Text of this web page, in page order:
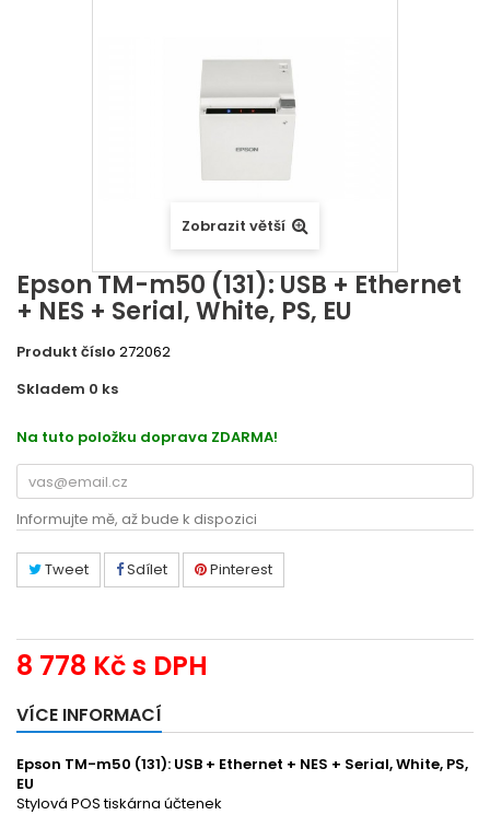
Zobrazit větší
Epson TM-m50 (131): USB + Ethernet
+ NES + Serial, White, PS, EU
Produkt číslo 272062
Skladem 0 ks
Na tuto položku doprava ZDARMA!
Informujte mě, až bude k dispozici
Tweet Sdílet Pinterest
8 778 Kčs DPH
VÍCE INFORMACÍ
Epson TM-m50 (131): USB + Ethernet + NES + Serial, White, PS,
EU
Stylová POS tiskárna účtenek